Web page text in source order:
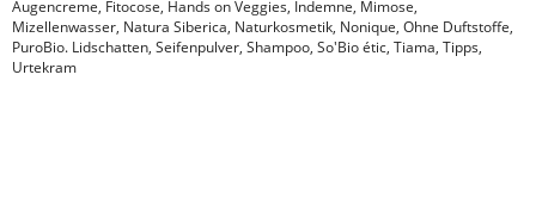
Augencreme, Fitocose, Hands on Veggies, Indemne, Mimose,
Mizellenwasser, Natura Siberica, Naturkosmetik, Nonique, Ohne Duftstoffe,
PuroBio. Lidschatten, Seifenpulver, Shampoo, So'Bio étic, Tiama, Tipps,
Urtekram